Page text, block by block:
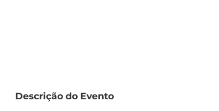
Descrição do Evento